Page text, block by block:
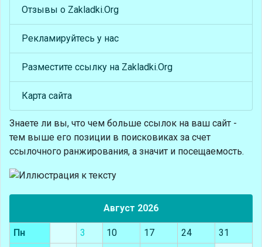
Отзывы о Zakladki.Org
Рекламируйтесь у нас
Разместите ссылку на Zakladki.Org
Карта сайта
Знаете ли вы, что чем больше ссылок на ваш сайт -
тем выше его позиции в поисковиках за счет
ссылочного ранжирования, а значит и посещаемость.
Август 2026
Пн 3 10 17 24
31